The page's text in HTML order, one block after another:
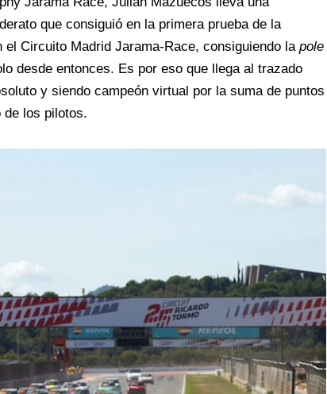
que consiguió en la primera prueba de la
Circuito Madrid Jarama-Race, consiguiendo la pole
desde entonces. Es por eso que llega al trazado
y siendo campeón virtual por la suma de puntos
de los pilotos.